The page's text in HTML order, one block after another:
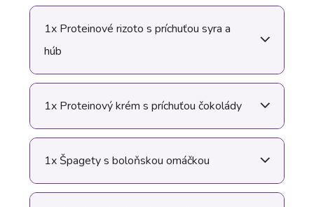
1x Proteinové rizoto s príchuťou syra a
húb
1x Proteinový krém s príchuťou čokolády
1x Špagety s boloňskou omáčkou